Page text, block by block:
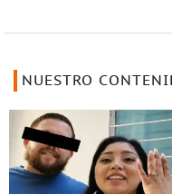
NUESTRO